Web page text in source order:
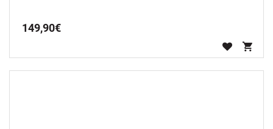
149,90€